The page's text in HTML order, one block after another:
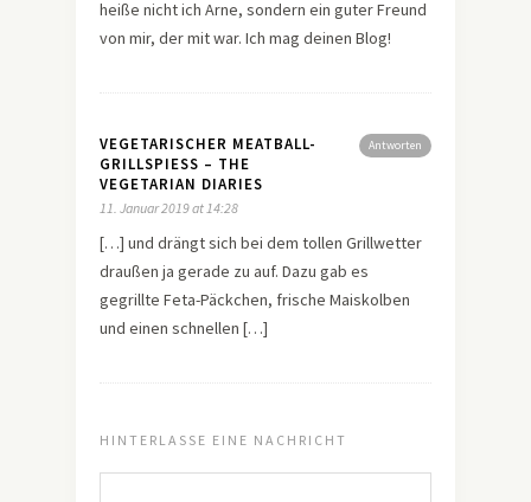
heiße nicht ich Arne, sondern ein guter Freund
von mir, der mit war. Ich mag deinen Blog!
Antworten
VEGETARISCHER MEATBALL-
GRILLSPIESS – THE V
EGETARIAN DIARIES
11. Januar 2019 at 14:28
[…] und drängt sich bei dem tollen Grillwetter
draußen ja gerade zu auf. Dazu gab es
gegrillte Feta-Päckchen, frische Maiskolben
und einen schnellen […]
HINTERLASSE EINE NACHRICHT